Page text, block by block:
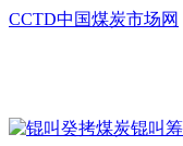
CCTD中国煤炭市场网